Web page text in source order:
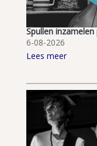
Spullen
6-08-2026
Lees meer